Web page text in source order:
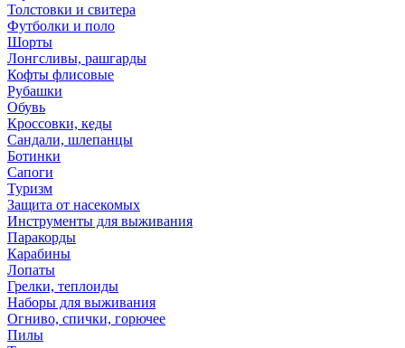
Толстовки и свитера
Футболки и поло
Шорты
Лонгсливы, рашгарды
Кофты флисовые
Рубашки
Обувь
Кроссовки, кеды
Сандали, шлепанцы
Ботинки
Сапоги
Туризм
Защита от насекомых
Инструменты для выживания
Паракорды
Карабины
Лопаты
Грелки, теплоиды
Наборы для выживания
Огниво, спички, горючее
Пилы